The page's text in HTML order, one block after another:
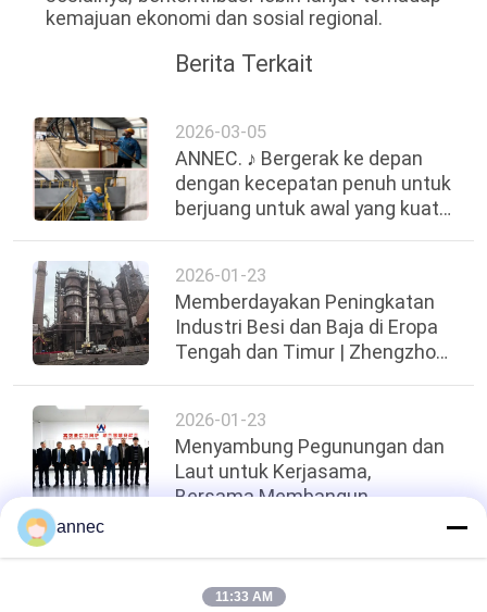
kemajuan ekonomi dan sosial regional.
Berita Terkait
2026-03-05
ANNEC. ♪ Bergerak ke depan
dengan kecepatan penuh untuk
berjuang untuk awal yang kuat
2026-01-23
Memberdayakan Peningkatan
Industri Besi dan Baja di Eropa
Tengah dan Timur | Zhengzhou
2026-01-23
Menyambung Pegunungan dan
Laut untuk Kerjasama,
Bersama Membangun
Atas
annec
11:33 AM